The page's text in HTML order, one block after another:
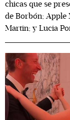
chicas que se
de Borbón;
Martin; y Lucia